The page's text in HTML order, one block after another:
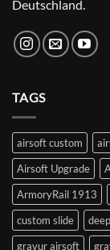
Deutschland.
TAGS
airsoft custom
Airsoft Upgrade
ArmoryRail 1913
custom slide
gravur airsoft